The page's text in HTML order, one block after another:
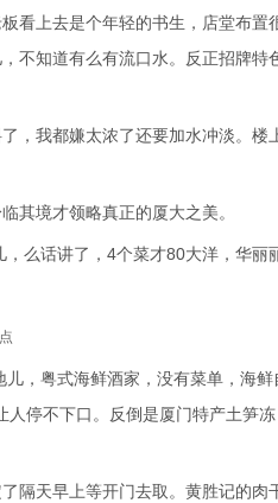
看上去是个年轻的书生，店堂布
不知道有么有流口水。反正招牌
，我都嫌太浓了还要加水冲淡。楼
其境才领略真正的厦大之美。
，么话讲了，4个菜才80大洋，华
儿，粤式海鲜酒家，没有菜单，海鲜
停不下口。反倒是厦门特产土笋
了隔天早上等开门去取。黄胜记的